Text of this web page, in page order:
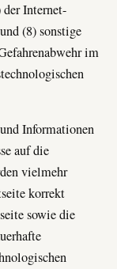
Internet-
(8) sonstige
im
Informationen
auf die
vielmehr
korrekt
sowie die